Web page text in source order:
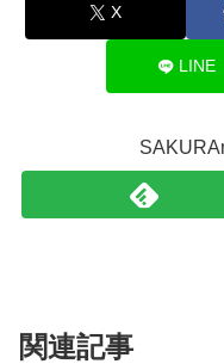
X
LINE
関連記事